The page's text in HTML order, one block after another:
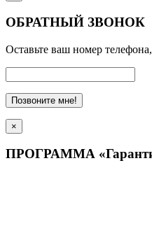
ОБРАТНЫЙ ЗВОНОК
Оставьте ваш номер
Позвоните мне!
×
ПРОГРАММА